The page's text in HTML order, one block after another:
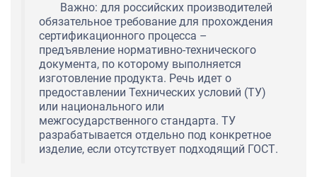
Важно: для российских производителей
обязательное требование для прохождения
сертификационного процесса –
предъявление нормативно-технического
документа, по которому выполняется
изготовление продукта. Речь идет о
предоставлении Технических условий (ТУ)
или национального или
межгосударственного стандарта. ТУ
разрабатывается отдельно под конкретное
изделие, если отсутствует подходящий ГОСТ.